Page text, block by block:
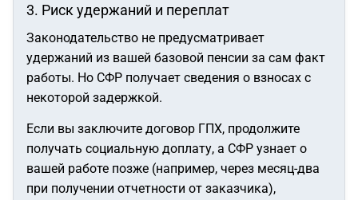
3. Риск удержаний и переплат
Законодательство не предусматривает
удержаний из вашей базовой пенсии за сам факт
работы. Но СФР получает сведения о взносах с
некоторой задержкой.
Если вы заключите договор ГПХ, продолжите
получать социальную доплату, а СФР узнает о
вашей работе позже (например, через месяц-два
при получении отчетности от заказчика),